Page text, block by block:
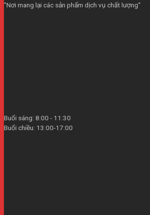
"Nơi mang lại các sản phẩm dịch vụ chất lượng"
Buổi sáng: 8:00 - 11:30
Buổi chiều: 13:00-17:00